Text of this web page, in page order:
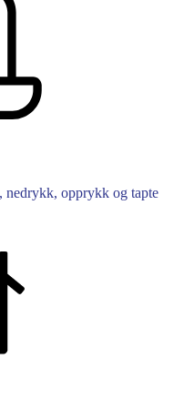
nedrykk, opprykk og tapte